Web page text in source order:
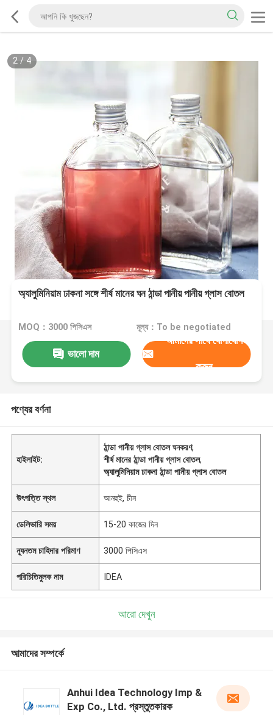
2/ 4
অ্যালুমিনিয়াম ঢাকনা সঙ্গে শীর্ষ মানের ঘন ঠান্ডা পানীয় পানীয় গ্লাস বোতল
MOQ：3000 পিসিএস মূল্য：To be negotiated
ভালো দাম
আমাদের সাথে যোগাযোগ
করুন
পণ্যের বর্ণনা
হাইলাইট:
ঠান্ডা পানীয় গ্লাস বোতল ঘনকরণ,
শীর্ষ মানের ঠান্ডা পানীয় গ্লাস বোতল,
অ্যালুমিনিয়াম ঢাকনা ঠান্ডা পানীয় গ্লাস বোতল
উৎপত্তি স্থল আনহুই, চীন
ডেলিভারি সময় 15-20 কাজের দিন
ন্যূনতম চাহিদার পরিমাণ 3000 পিসিএস
পরিচিতিমুলক নাম IDEA
আরো দেখুন
আমাদের সম্পর্কে
Anhui Idea Technology Imp &
Exp Co., Ltd. প্রস্তুতকারক